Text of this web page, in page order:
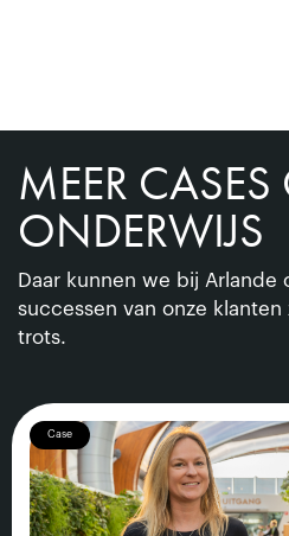
MEER CASES
ONDERWIJS
Daar kunnen we bij Arlande
successen van onze
trots.
Case